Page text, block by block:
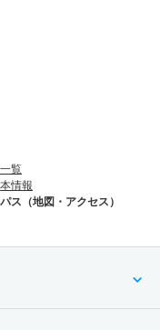
覧
情報
ス（地図・アクセス）